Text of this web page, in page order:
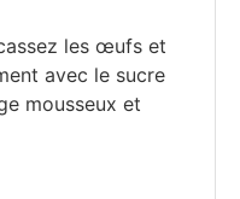
les œufs et
avec le sucre
mousseux et